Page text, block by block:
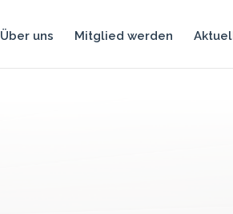
Über uns Mitglied werden